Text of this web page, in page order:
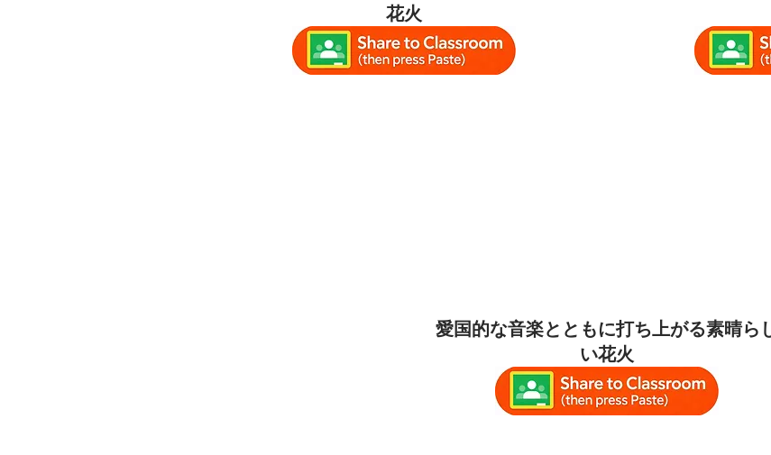
花火
愛国的な音楽とともに打ち上がる素晴ら
い花火